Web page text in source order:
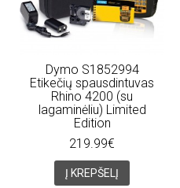
Dymo S1852994
Etikečių spausdintuvas
Rhino 4200 (su
lagaminėliu) Limited
Edition
219.99€
Į KREPŠELĮ